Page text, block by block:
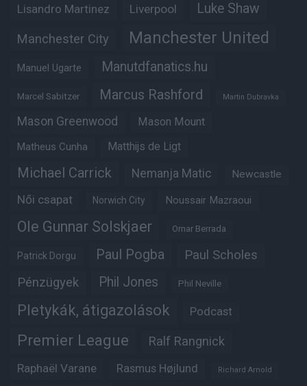
Lisandro Martinez Liverpool Luke Shaw
Manchester City Manchester United
Manuel Ugarte Manutdfanatics.hu
Marcel Sabitzer Marcus Rashford Martin Dubravka
Mason Greenwood Mason Mount
Matheus Cunha Matthijs de Ligt
Michael Carrick Nemanja Matic Newcastle
Női csapat Norwich City Noussair Mazraoui
Ole Gunnar Solskjaer Omar Berrada
Patrick Dorgu Paul Pogba Paul Scholes
Pénzügyek Phil Jones Phil Neville
Pletykák, átigazolások Podcast
Premier League Ralf Rangnick
Raphaël Varane Rasmus Højlund Richard Arnold